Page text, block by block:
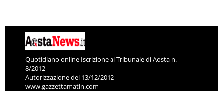
Quotidiano online Iscrizione al Tribunale di Aosta n.
8/2012
Autorizzazione del 13/12/2012
www.gazzettamatin.com